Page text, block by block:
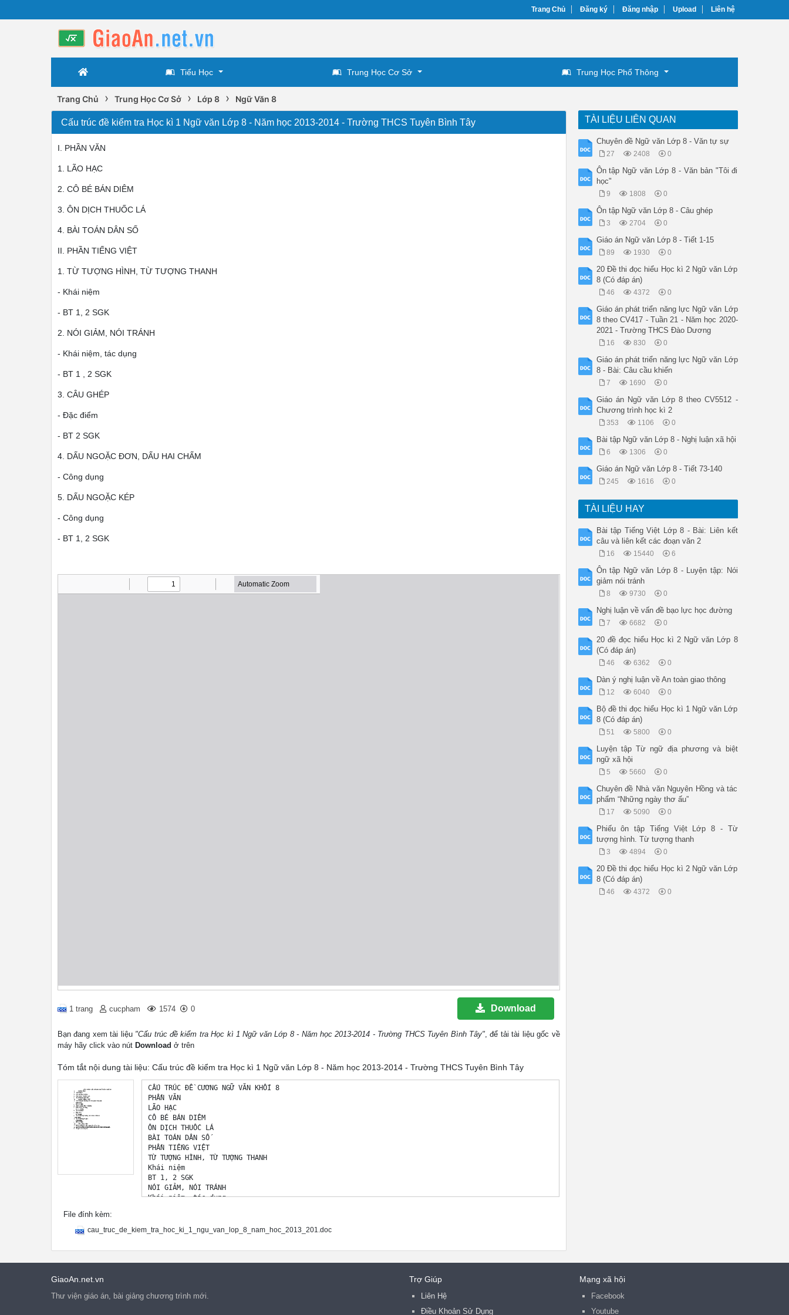
Trang Chủ Đăng ký Đăng nhập Upload Liên hệ
Tiểu Học Trung Học Cơ Sở Trung Học Phổ Thông
Trang Chủ › Trung Học Cơ Sở › Lớp 8 › Ngữ Văn 8
Cấu trúc đề kiểm tra Học kì 1 Ngữ văn Lớp 8 - Năm học 2013-2014 - Trường THCS Tuyên Bình Tây
I. PHẦN VĂN
1. LÃO HẠC
2. CÔ BÉ BÁN DIÊM
3. ÔN DỊCH THUỐC LÁ
4. BÀI TOÁN DÂN SỐ
II. PHẦN TIẾNG VIỆT
1. TỪ TƯỢNG HÌNH, TỪ TƯỢNG THANH
- Khái niệm
- BT 1, 2 SGK
2. NÓI GIẢM, NÓI TRÁNH
- Khái niệm, tác dụng
- BT 1 , 2 SGK
3. CÂU GHÉP
- Đặc điểm
- BT 2 SGK
4. DẤU NGOẶC ĐƠN, DẤU HAI CHẤM
- Công dụng
5. DẤU NGOẶC KÉP
- Công dụng
- BT 1, 2 SGK
1 trang cucpham 1574 0 Download
Bạn đang xem tài liệu "Cấu trúc đề kiểm tra Học kì 1 Ngữ văn Lớp 8 - Năm học 2013-2014 - Trường THCS Tuyên Bình Tây", để tải tài liệu gốc về
máy hãy click vào nút Download ở trên
Tóm tắt nội dung tài liệu: Cấu trúc đề kiểm tra Học kì 1 Ngữ văn Lớp 8 - Năm học 2013-2014 - Trường THCS Tuyên Bình Tây
CẤU TRÚC ĐỀ CƯƠNG NGỮ VĂN KHỐI 8
PHẦN VĂN
LÃO HẠC
CÔ BÉ BÁN DIÊM
ÔN DỊCH THUỐC LÁ
BÀI TOÁN DÂN SỐ
PHẦN TIẾNG VIỆT
TỪ TƯỢNG HÌNH, TỪ TƯỢNG THANH
Khái niệm
BT 1, 2 SGK
NÓI GIẢM, NÓI TRÁNH
Khái niệm, tác dụng
Đặc điểm
TẬP LÀM VĂN
File đính kèm:
cau_truc_de_kiem_tra_hoc_ki_1_ngu_van_lop_8_nam_hoc_2013_201.doc
TÀI LIỆU LIÊN QUAN
Chuyên đề Ngữ văn Lớp 8 - Văn tự sự
27 2408 0
Ôn tập Ngữ văn Lớp 8 - Văn bản "Tôi đi
học"
9 1808 0
Ôn tập Ngữ văn Lớp 8 - Câu ghép
3 2704 0
Giáo án Ngữ văn Lớp 8 - Tiết 1-15
89 1930 0
20 Đề thi đọc hiểu Học kì 2 Ngữ văn Lớp
8 (Có đáp án)
46 4372 0
Giáo án phát triển năng lực Ngữ văn Lớp
8 theo CV417 - Tuần 21 - Năm học 2020-
2021 - Trường THCS Đào Dương
16 830 0
Giáo án phát triển năng lực Ngữ văn Lớp
8 - Bài: Câu cầu khiến
7 1690 0
Giáo án Ngữ văn Lớp 8 theo CV5512 -
Chương trình học kì 2
353 1106 0
Bài tập Ngữ văn Lớp 8 - Nghị luận xã hội
6 1306 0
Giáo án Ngữ văn Lớp 8 - Tiết 73-140
245 1616 0
TÀI LIỆU HAY
Bài tập Tiếng Việt Lớp 8 - Bài: Liên kết
câu và liên kết các đoạn văn 2
16 15440 6
Ôn tập Ngữ văn Lớp 8 - Luyện tập: Nói
giảm nói tránh
8 9730 0
Nghị luận về vấn đề bạo lực học đường
7 6682 0
20 đề đọc hiểu Học kì 2 Ngữ văn Lớp 8
(Có đáp án)
46 6362 0
Dàn ý nghị luận về An toàn giao thông
12 6040 0
Bộ đề thi đọc hiểu Học kì 1 Ngữ văn Lớp
8 (Có đáp án)
51 5800 0
Luyện tập Từ ngữ địa phương và biệt
ngữ xã hội
5 5660 0
Chuyên đề Nhà văn Nguyên Hồng và tác
phẩm “Những ngày thơ ấu”
17 5090 0
Phiếu ôn tập Tiếng Việt Lớp 8 - Từ
tượng hình. Từ tượng thanh
3 4894 0
20 Đề thi đọc hiểu Học kì 2 Ngữ văn Lớp
8 (Có đáp án)
46 4372 0
GiaoAn.net.vn
Thư viện giáo án, bài giảng chương trình mới.
Trợ Giúp
Liên Hệ
Điều Khoản Sử Dụng
Mạng xã hội
Facebook
Youtube